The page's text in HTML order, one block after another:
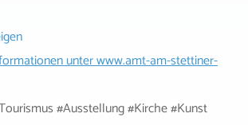
unterwww.amt-am-stettiner-
#Ausstellung #Kirche #Kunst